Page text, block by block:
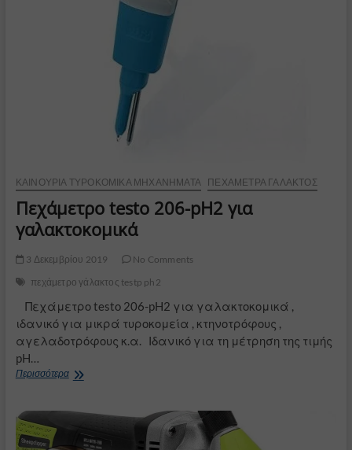
ΚΑΙΝΟΎΡΙΑ ΤΥΡΟΚΟΜΙΚΆ ΜΗΧΑΝΉΜΑΤΑ ΠΕΧΆΜΕΤΡΑ ΓΆΛΑΚΤΟΣ
Πεχάμετρο testo 206-pH2 για
γαλακτοκομικά
3 Δεκεμβρίου 2019
No Comments
πεχάμετρο γάλακτος testp ph2
Πεχάμετρο testo 206-pH2 για γαλακτοκομικά ,
ιδανικό για μικρά τυροκομεία , κτηνοτρόφους ,
αγελαδοτρόφους κ.α. Ιδανικό για τη μέτρηση της τιμής
pH…
ΠερισσότεραΠεχάμετρο
pH2
γαλακτοκομικά